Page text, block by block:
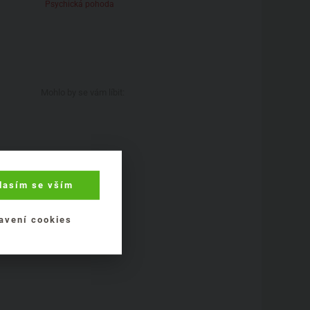
Psychická pohoda
se vším
cookies